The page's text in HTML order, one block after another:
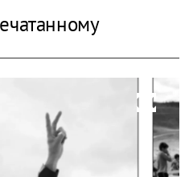
zoom_out_map